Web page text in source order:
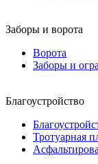
Заборы и ворота
Ворота
Заборы и
Благоустройство
Тротуарная